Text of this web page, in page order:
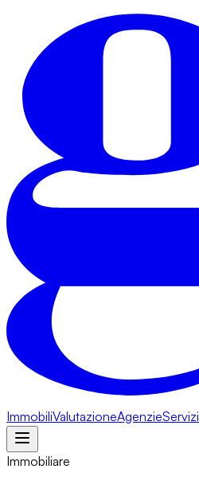
ImmobiliValutazioneAgenzieServizi
Immobiliare